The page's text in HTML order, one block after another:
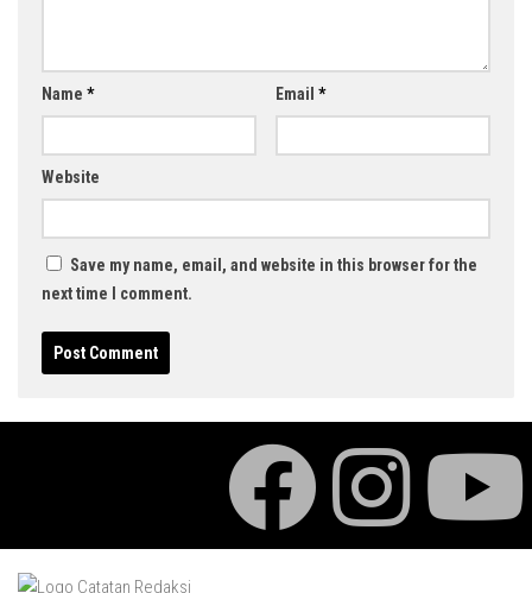
Name * Email *
Website
Save my name, email, and website in this browser for the
next time I comment.